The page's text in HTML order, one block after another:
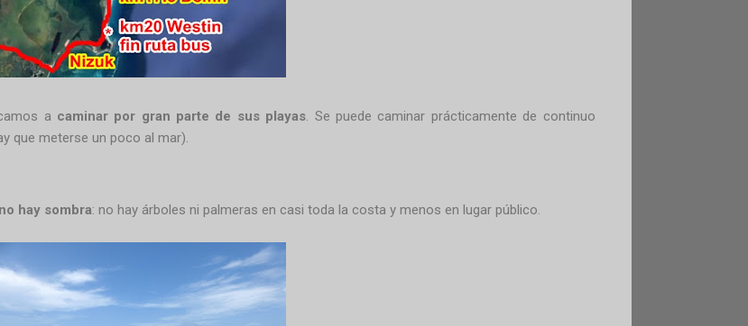
a caminar por gran parte de sus playas. Se puede caminar prácticamente de continuo
que meterse un poco al mar).
no hay sombra: no hay árboles ni palmeras en casi toda la costa y menos en lugar público.